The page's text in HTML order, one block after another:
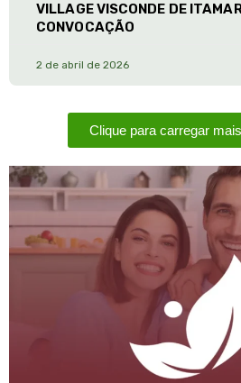
VILLAGE VISCONDE DE
CONVOCAÇÃO
2 de abril de 2026
Clique para carregar